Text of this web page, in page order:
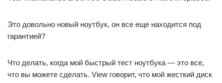
Это довольно новый ноутбук, он все еще находится под
гарантией?
Что делать, когда мой быстрый тест ноутбука — это все,
что вы можете сделать. View говорит, что мой жесткий диск